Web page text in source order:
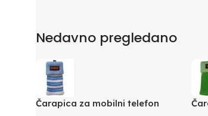
Nedavno pregledano
Čarapica za mobilni telefon